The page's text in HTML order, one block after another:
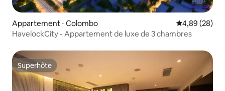
Appartement ⋅ Colombo Évaluation
4,89 (28)
HavelockCity - Appartement de luxe de 3 chambres
Superhôte
Superhôte